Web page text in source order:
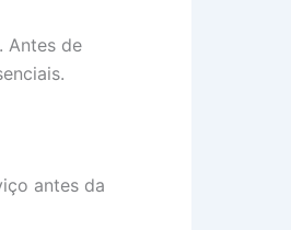
Antes de
antes da